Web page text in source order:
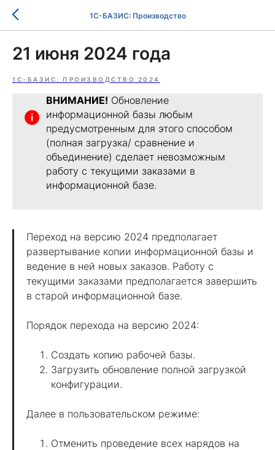
1С-БАЗИС: Производство
21 июня 2024 года
1С-БАЗИС: ПРОИЗВОДСТВО 2024
ВНИМАНИЕ! Обновление
информационной базы любым
предусмотренным для этого способом
(полная загрузка/ сравнение и
объединение) сделает невозможным
работу с текущими заказами в
информационной базе.
Переход на версию 2024 предполагает
развертывание копии информационной базы и
ведение в ней новых заказов. Работу с
текущими заказами предполагается завершить
в старой информационной базе.
Порядок перехода на версию 2024:
Создать копию рабочей базы.
Загрузить обновление полной загрузкой
конфигурации.
Далее в пользовательском режиме:
Отменить проведение всех нарядов на